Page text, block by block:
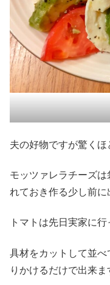
夫の好物ですが驚く
モッツァレラチーズ
れておき作る少し前
トマトは先日実家に
具材をカットして並
りかけるだけで出来